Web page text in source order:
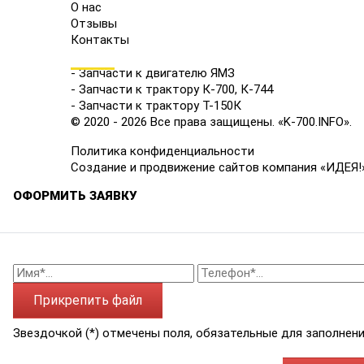
О нас
Отзывы
Контакты
- Запчасти к двигателю ЯМЗ
- Запчасти к трактору К-700, К-744
- Запчасти к трактору Т-150К
© 2020 - 2026 Все права защищены. «K-700.INFO».
Политика конфиденциальности
Создание и продвижение сайтов компания
ОФОРМИТЬ ЗАЯВКУ
Прикрепить файл
Звездочкой (*) отмечены поля, обязательные для